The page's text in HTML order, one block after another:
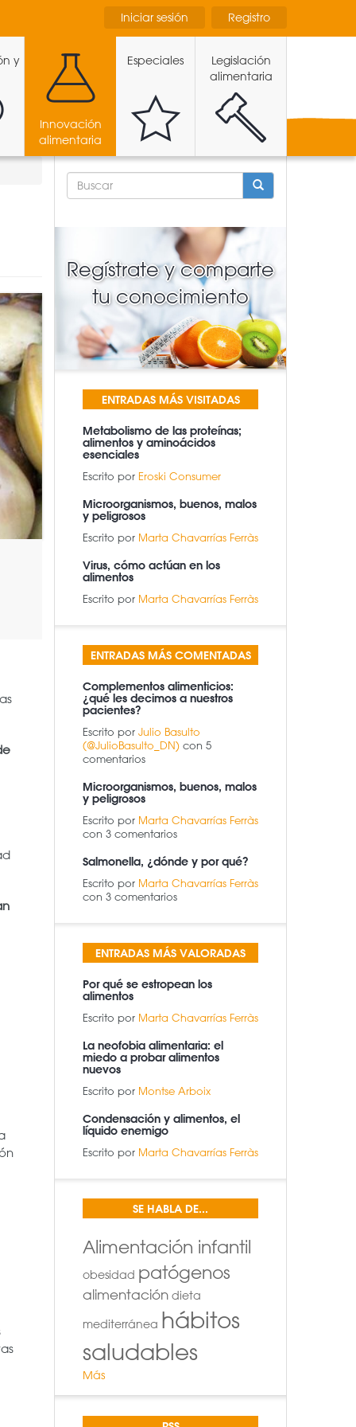
Iniciar sesión Registro
y
Innovación
alimentaria
Especiales
Legislación
alimentaria
FORMULARIO
DE
Regístrate y comparte
tu conocimiento
ENTRADAS MÁS VISITADAS
Metabolismo de las proteínas;
alimentos y aminoácidos
esenciales
Escrito por Eroski Consumer
Microorganismos, buenos, malos
y peligrosos
Escrito por Marta Chavarrías Ferràs
Virus, cómo actúan en los
alimentos
Escrito por Marta Chavarrías Ferràs
ENTRADAS MÁS COMENTADAS
Complementos alimenticios:
¿qué les decimos a nuestros
pacientes?
Escrito por Julio Basulto
(@JulioBasulto_DN) con 5
comentarios
Microorganismos, buenos, malos
y peligrosos
Escrito por Marta Chavarrías Ferràs
con 3 comentarios
Salmonella, ¿dónde y por qué?
Escrito por Marta Chavarrías Ferràs
con 3 comentarios
ENTRADAS MÁS VALORADAS
Por qué se estropean los
alimentos
Escrito por Marta Chavarrías Ferràs
La neofobia alimentaria: el
miedo a probar alimentos
nuevos
Escrito por Montse Arboix
Condensación y alimentos, el
líquido enemigo
Escrito por Marta Chavarrías Ferràs
SE HABLA DE...
Alimentación infantil
obesidad patógenos
alimentación dieta
mediterránea hábitos
saludables
Más